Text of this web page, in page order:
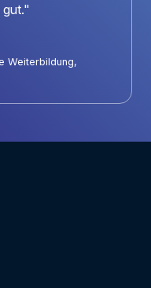
Weiterbildung,